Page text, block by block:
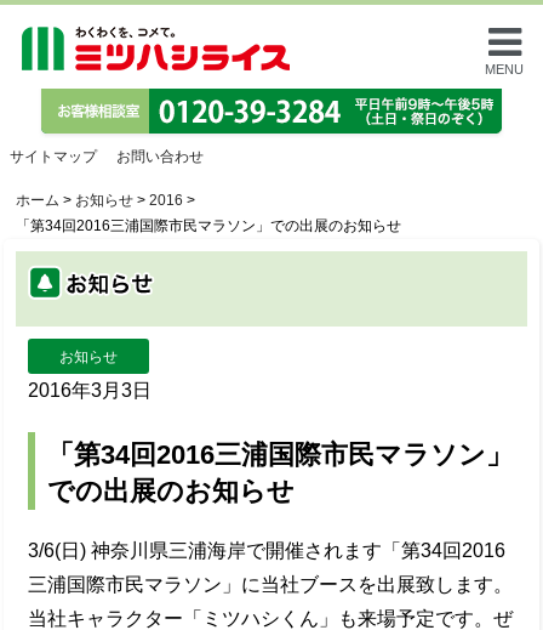
MENU
サイトマップ お問い合わせ
ホーム > お知らせ > 2016 >
「第34回2016三浦国際市民マラソン」での出展のお知らせ
お知らせ
2016年3月3日
「第34回2016三浦国際市民マラソン」
での出展のお知らせ
3/6(日) 神奈川県三浦海岸で開催されます「第34回2016
三浦国際市民マラソン」に当社ブースを出展致します。
当社キャラクター「ミツハシくん」も来場予定です。ぜ